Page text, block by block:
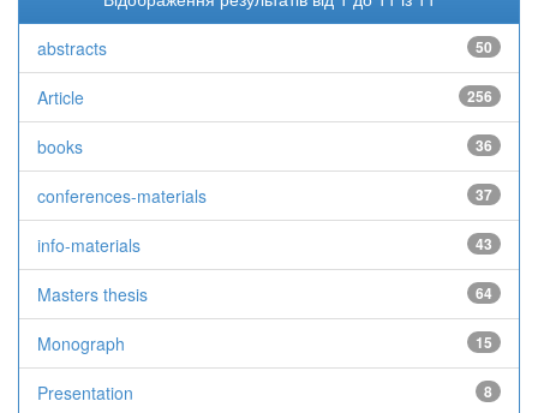
abstracts 50
Article 256
books 36
conferences-materials 37
info-materials 43
Masters thesis 64
Monograph 15
Presentation 8